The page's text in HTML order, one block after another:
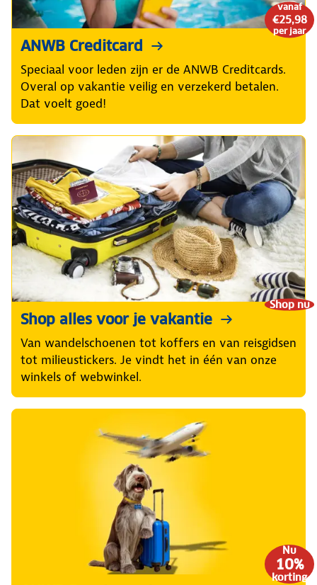
vanaf
€25,98
per jaar
ANWB Creditcard
Speciaal voor leden zijn er de ANWB Creditcards.
Overal op vakantie veilig en verzekerd betalen.
Dat voelt goed!
Shop nu
Shop alles voor je vakantie
Van wandelschoenen tot koffers en van reisgidsen
tot milieustickers. Je vindt het in één van onze
winkels of webwinkel.
Nu
10%
korting